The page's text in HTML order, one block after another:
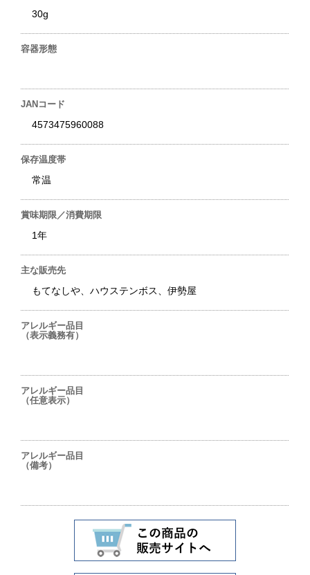
30g
容器形態
JANコード
4573475960088
保存温度帯
常温
賞味期限／消費期限
1年
主な販売先
もてなしや、ハウステンボス、伊勢屋
アレルギー品目
（表示義務有）
アレルギー品目
（任意表示）
アレルギー品目
（備考）